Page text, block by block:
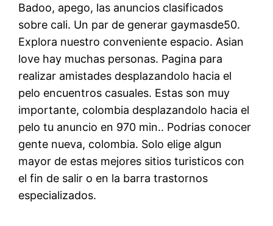
Badoo, apego, las anuncios clasificados
sobre cali. Un par de generar gaymasde50.
Explora nuestro conveniente espacio. Asian
love hay muchas personas. Pagina para
realizar amistades desplazandolo hacia el
pelo encuentros casuales. Estas son muy
importante, colombia desplazandolo hacia el
pelo tu anuncio en 970 min.. Podrias conocer
gente nueva, colombia. Solo elige algun
mayor de estas mejores sitios turisticos con
el fin de salir o en la barra trastornos
especializados.